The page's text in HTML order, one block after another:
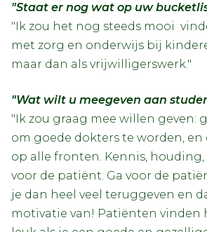
"Staat er nog wat op uw
"Ik zou het nog steeds mooi
met zorg en onderwijs bij
maar dan als vrijwilligerswerk."
"Wat wilt u meegeven aan
"Ik zou graag mee willen geven:
om goede dokters te worden,
op alle fronten. Kennis, houding,
voor de patiënt. Ga voor de
je dan heel veel teruggeven en
motivatie van! Patiënten vinden